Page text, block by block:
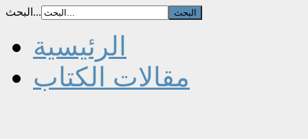
البحث...
الرئيسية
مقالات الكتاب